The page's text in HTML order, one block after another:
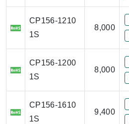
CP156-1210
1S
8,000
CP156-1200
1S
8,000
CP156-1610
1S
9,400